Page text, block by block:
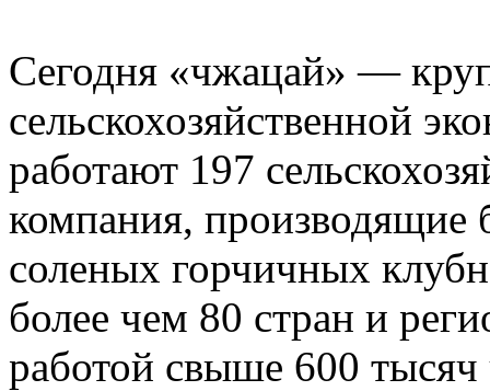
Сегодня «чжацай» —
сельскохозяйственной
работают 197
компания, производящие
соленых горчичных
более чем 80 стран и
работой свыше 600 тысяч